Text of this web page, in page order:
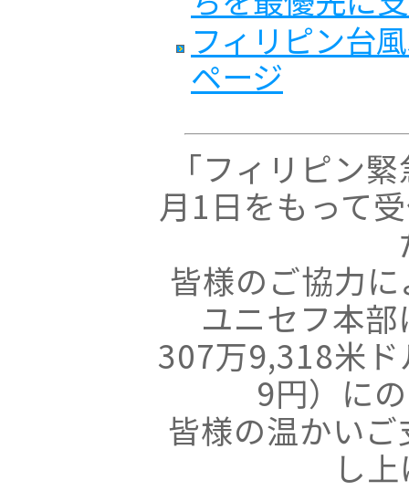
フィリピン台
ページ
「フィリピン
月1日をもって
皆様のご協力
ユニセフ本
307万9,318米
9円）に
皆様の温かい
し